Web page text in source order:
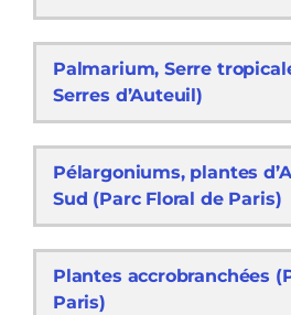
Palmarium, Serre
Serres d’Auteuil)
Pélargoniums, plantes
Sud (Parc Floral de Paris)
Plantes accrobranchées
Paris)